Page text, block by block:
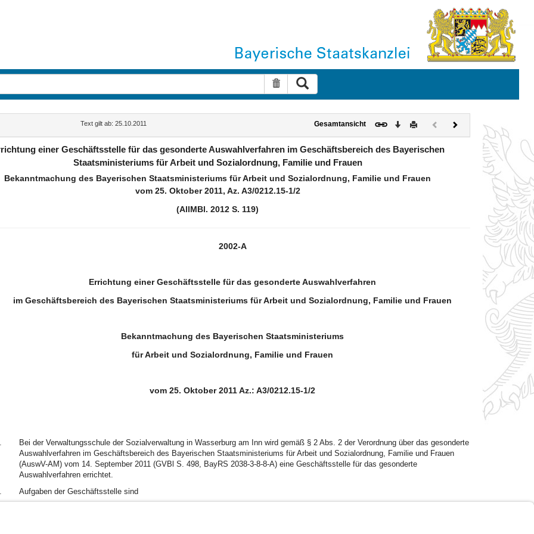
Suche zurücksetzen
Text gilt ab: 25.10.2011 Gesamtansicht Download
DruckenVorherigesNächstes
Dokument
einer Geschäftsstelle für das gesonderte Auswahlverfahren im Geschäftsbereich des Bayerischen
Staatsministeriums für Arbeit und Sozialordnung, Familie und Frauen
Bekanntmachung des Bayerischen Staatsministeriums für Arbeit und Sozialordnung, Familie und Frauen
vom 25. Oktober 2011, Az. A3/0212.15-1/2
(AllMBl. 2012 S. 119)
2002-A
Errichtung einer Geschäftsstelle für das gesonderte Auswahlverfahren
im Geschäftsbereich des Bayerischen Staatsministeriums für Arbeit und Sozialordnung, Familie und Frauen
Bekanntmachung des Bayerischen Staatsministeriums
für Arbeit und Sozialordnung, Familie und Frauen
vom 25. Oktober 2011 Az.: A3/0212.15-1/2
Bei der Verwaltungsschule der Sozialverwaltung in Wasserburg am Inn wird gemäß § 2 Abs. 2 der Verordnung über das gesonderte
Auswahlverfahren im Geschäftsbereich des Bayerischen Staatsministeriums für Arbeit und Sozialordnung, Familie und Frauen
(AuswV-AM) vom 14. September 2011 (GVBl S. 498, BayRS 2038-3-8-8-A) eine Geschäftsstelle für das gesonderte
Auswahlverfahren errichtet.
Aufgaben der Geschäftsstelle sind